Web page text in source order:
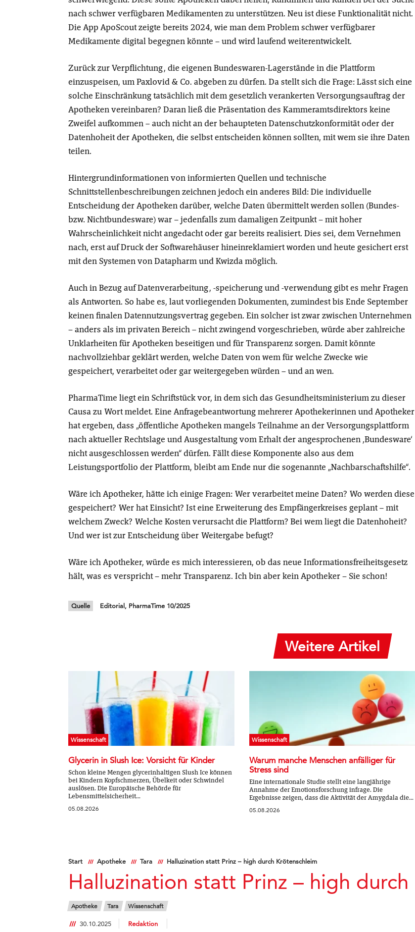
nach schwer verfügbaren Medikamenten zu unterstützen. Neu ist diese Funktionalität nicht.
Die App ApoScout zeigte bereits 2024, wie man dem Problem schwer verfügbarer
Medikamente digital begegnen könnte – und wird laufend weiterentwickelt.
Zurück zur Verpflichtung, die eigenen Bundeswaren-Lagerstände in die Plattform
einzuspeisen, um Paxlovid & Co. abgeben zu dürfen. Da stellt sich die Frage: Lässt sich eine
solche Einschränkung tatsächlich mit dem gesetzlich verankerten Versorgungsauftrag der
Apotheken vereinbaren? Daran ließ die Präsentation des Kammeramtsdirektors keine
Zweifel aufkommen – auch nicht an der behaupteten Datenschutzkonformität oder der
Datenhoheit der Apotheken, die selbst entscheiden können sollten, mit wem sie ihre Daten
teilen.
Hintergrundinformationen von informierten Quellen und technische
Schnittstellenbeschreibungen zeichnen jedoch ein anderes Bild: Die individuelle
Entscheidung der Apotheken darüber, welche Daten übermittelt werden sollen (Bundes-
bzw. Nichtbundesware) war – jedenfalls zum damaligen Zeitpunkt – mit hoher
Wahrscheinlichkeit nicht angedacht oder gar bereits realisiert. Dies sei, dem Vernehmen
nach, erst auf Druck der Softwarehäuser hineinreklamiert worden und heute gesichert erst
mit den Systemen von Datapharm und Kwizda möglich.
Auch in Bezug auf Datenverarbeitung, -speicherung und -verwendung gibt es mehr Fragen
als Antworten. So habe es, laut vorliegenden Dokumenten, zumindest bis Ende September
keinen finalen Datennutzungsvertrag gegeben. Ein solcher ist zwar zwischen Unternehmen
– anders als im privaten Bereich – nicht zwingend vorgeschrieben, würde aber zahlreiche
Unklarheiten für Apotheken beseitigen und für Transparenz sorgen. Damit könnte
nachvollziehbar geklärt werden, welche Daten von wem für welche Zwecke wie
gespeichert, verarbeitet oder gar weitergegeben würden – und an wen.
PharmaTime liegt ein Schriftstück vor, in dem sich das Gesundheitsministerium zu dieser
Causa zu Wort meldet. Eine Anfragebeantwortung mehrerer Apothekerinnen und Apotheker
hat ergeben, dass „öffentliche Apotheken mangels Teilnahme an der Versorgungsplattform
nach aktueller Rechtslage und Ausgestaltung vom Erhalt der angesprochenen ,Bundesware‘
nicht ausgeschlossen werden“ dürfen. Fällt diese Komponente also aus dem
Leistungsportfolio der Plattform, bleibt am Ende nur die sogenannte „Nachbarschaftshilfe“.
Wäre ich Apotheker, hätte ich einige Fragen: Wer verarbeitet meine Daten? Wo werden diese
gespeichert? Wer hat Einsicht? Ist eine Erweiterung des Empfängerkreises geplant – mit
welchem Zweck? Welche Kosten verursacht die Plattform? Bei wem liegt die Datenhoheit?
Und wer ist zur Entscheidung über Weitergabe befugt?
Wäre ich Apotheker, würde es mich interessieren, ob das neue Informationsfreiheitsgesetz
hält, was es verspricht – mehr Transparenz. Ich bin aber kein Apotheker – Sie schon!
Quelle Editorial, PharmaTime 10/2025
Weitere Artikel
Wissenschaft
Glycerin in Slush Ice: Vorsicht für Kinder
Schon kleine Mengen glycerinhaltigen Slush Ice können
bei Kindern Kopfschmerzen, Übelkeit oder Schwindel
auslösen. Die Europäische Behörde für
Lebensmittelsicherheit...
05.08.2026
Wissenschaft
Warum manche Menschen anfälliger für
Stress sind
Eine internationale Studie stellt eine langjährige
Annahme der Emotionsforschung infrage. Die
Ergebnisse zeigen, dass die Aktivität der Amygdala die...
05.08.2026